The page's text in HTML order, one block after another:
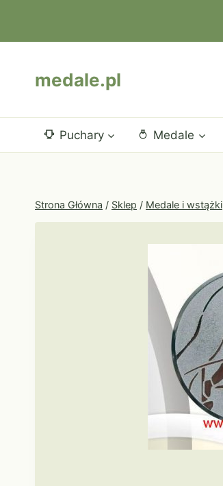
treści
medale.pl
Puchary Medale
Strona Główna / Sklep / Medale i wstążki